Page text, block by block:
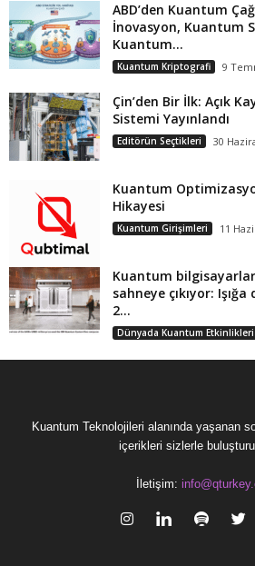
ABD’den Kuantum
İnovasyon, Kuantum
Kuantum...
Kuantum Kriptografi 9
Çin’den Bir İlk: Açık
Sistemi Yayınlandı
Editörün Seçtikleri 30
Kuantum
Hikayesi
Kuantum Girişimleri 11
Kuantum bilgisayarlar
sahneye çıkıyor:
2...
Dünyada Kuantum Etkinlikleri
Kuantum Teknolojileri alanında yaşanan
içerikleri sizlerle
İletişim: